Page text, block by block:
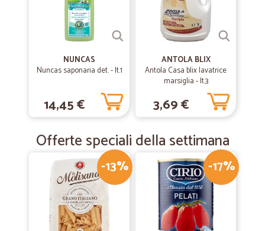
NUNCAS
Nuncas saponaria det. - lt.1
14,45 €
ANTOLA BLIX
Antola Casa blix lavatrice
marsiglia - lt.3
3,69 €
Offerte speciali della settimana
-13% -17%